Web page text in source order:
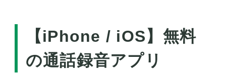
【iPhone / iOS】無料
の通話録音アプリ